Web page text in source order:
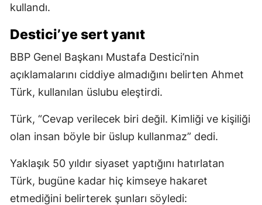
kullandı.
Destici’ye sert yanıt
BBP Genel Başkanı Mustafa Destici’nin
açıklamalarını ciddiye almadığını belirten Ahmet
Türk, kullanılan üslubu eleştirdi.
Türk, “Cevap verilecek biri değil. Kimliği ve kişiliği
olan insan böyle bir üslup kullanmaz” dedi.
Yaklaşık 50 yıldır siyaset yaptığını hatırlatan
Türk, bugüne kadar hiç kimseye hakaret
etmediğini belirterek şunları söyledi: